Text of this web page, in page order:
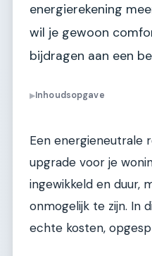
energierekening
wil je gewoon
bijdragen aan een
▶Inhoudsopgave
Een energieneutrale
upgrade voor je
ingewikkeld en duur,
onmogelijk te zijn. In
echte kosten,